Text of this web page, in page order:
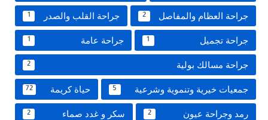
جراحة العظام والمفاصل 2 جراحة القلب والصدر 1
جراحة تجميل 1 جراحة عامة 1
جراحة مسالك بولية 2
جمعيات خيرية وتنموية وشرعية 5 حياة كريمة 72
رمد وجراحة عيون 2 سكر و غدد صماء 2